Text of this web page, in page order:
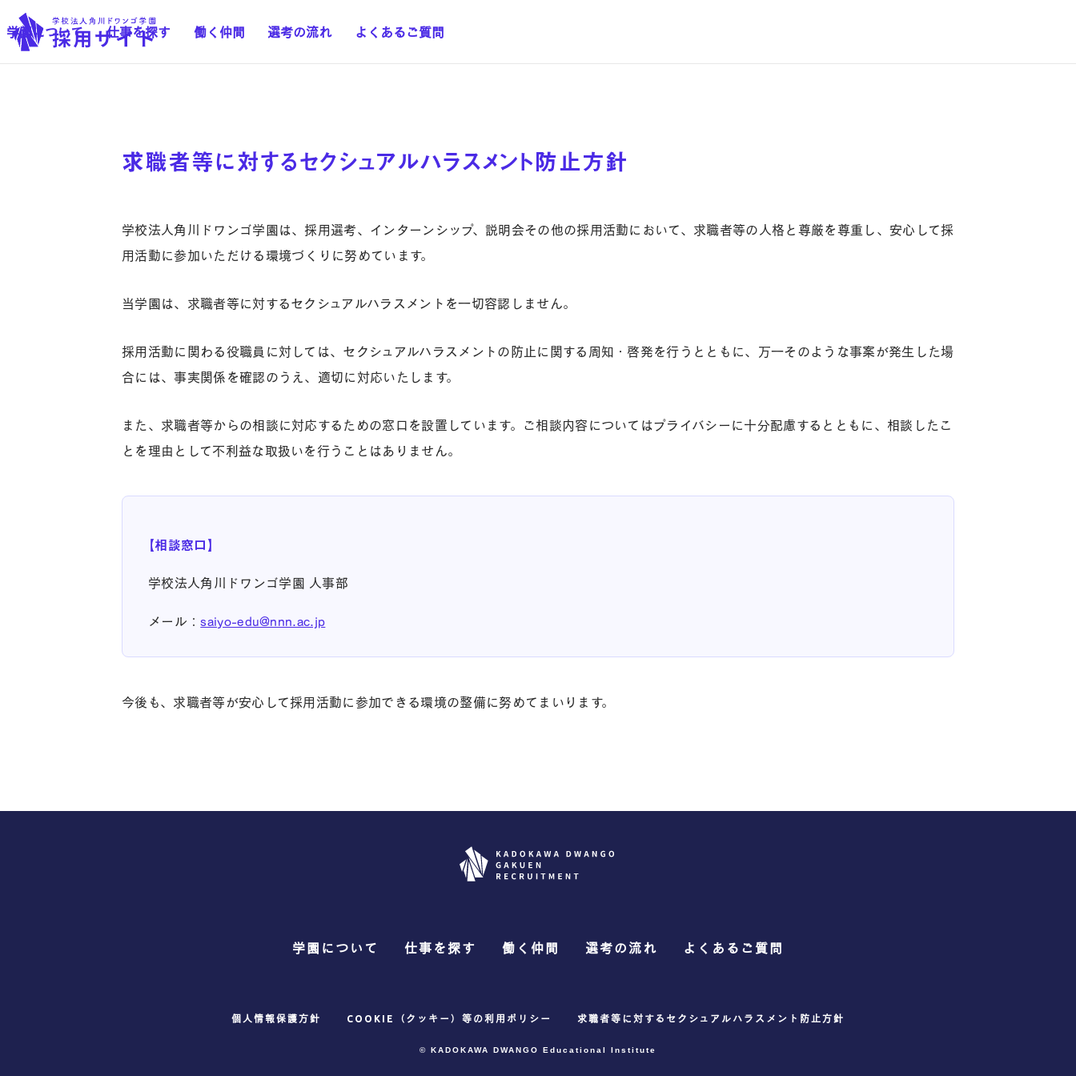
学園について 仕事を探す 働く仲間 選考の流れ よくあるご質問
求職者等に対するセクシュアルハラスメント防止方針
学校法人角川ドワンゴ学園は、採用選考、インターンシップ、説明会その他の採用活動において、求職者等の人格と尊厳を尊重し、安心して採
用活動に参加いただける環境づくりに努めています。
当学園は、求職者等に対するセクシュアルハラスメントを一切容認しません。
採用活動に関わる役職員に対しては、セクシュアルハラスメントの防止に関する周知・啓発を行うとともに、万一そのような事案が発生した場
合には、事実関係を確認のうえ、適切に対応いたします。
また、求職者等からの相談に対応するための窓口を設置しています。ご相談内容についてはプライバシーに十分配慮するとともに、相談したこ
とを理由として不利益な取扱いを行うことはありません。
【相談窓口】
学校法人角川ドワンゴ学園 人事部
メール：saiyo-edu@nnn.ac.jp
今後も、求職者等が安心して採用活動に参加できる環境の整備に努めてまいります。
学園について 仕事を探す 働く仲間 選考の流れ よくあるご質問
個人情報保護方針 COOKIE（クッキー）等の利用ポリシー 求職者等に対するセクシュアルハラスメント防止方針
© KADOKAWA DWANGO Educational Institute